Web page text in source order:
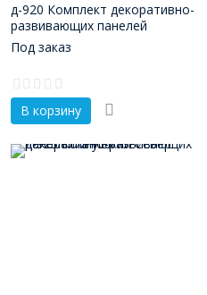
д-920 Комплект декоративно-
развивающих панелей
«Ферма»
Под заказ
В корзину